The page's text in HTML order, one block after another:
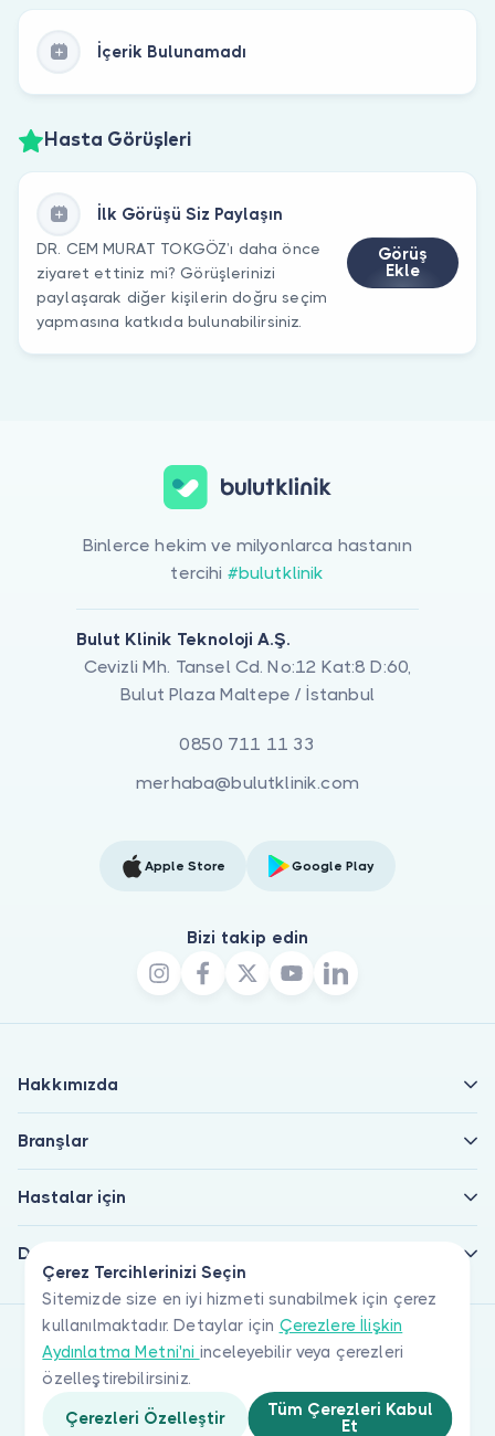
İçerik Bulunamadı
Hasta Görüşleri
İlk Görüşü Siz Paylaşın
DR. CEM MURAT TOKGÖZ’ı daha önce
ziyaret ettiniz mi? Görüşlerinizi
paylaşarak diğer kişilerin doğru seçim
yapmasına katkıda bulunabilirsiniz.
Görüş
Ekle
Çerez Tercihlerinizi Seçin
Sitemizde size en iyi hizmeti sunabilmek için çerez
kullanılmaktadır. Detaylar için Çerezlere İlişkin
Aydınlatma Metni'ni inceleyebilir veya çerezleri
özelleştirebilirsiniz.
Çerezleri Özelleştir
Tüm Çerezleri Kabul
Et
Binlerce hekim ve milyonlarca hastanın
tercihi #bulutklinik
Bulut Klinik Teknoloji A.Ş.
Cevizli Mh. Tansel Cd. No:12 Kat:8 D:60,
Bulut Plaza Maltepe / İstanbul
0850 711 11 33
merhaba@bulutklinik.com
Apple Store Google Play
Bizi takip edin
Hakkımızda
Branşlar
Hastalar için
Doktorlar için